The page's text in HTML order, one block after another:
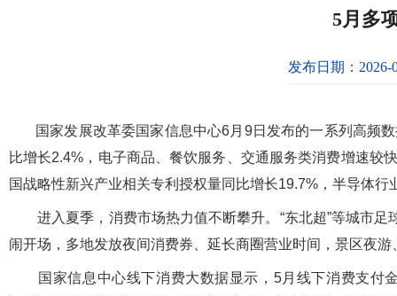
5月多
发布日期：2026-
国家发展改革委国家信息中心6月9日发布的一系列高频
比增长2.4%，电子商品、餐饮服务、交通服务类消费增速较
国战略性新兴产业相关专利授权量同比增长19.7%，半导体行
进入夏季，消费市场热力值不断攀升。“东北超”等城市足
闹开场，多地发放夜间消费券、延长商圈营业时间，景区夜
国家信息中心线下消费大数据显示，5月线下消费支付金